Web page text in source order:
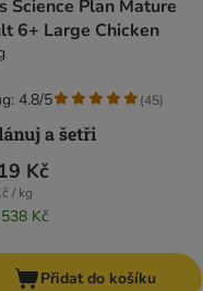
Science Plan Mature
6+ Large Chicken
Kč
/ kg
Kč
4.8/5 (45)
Přidat do košíku